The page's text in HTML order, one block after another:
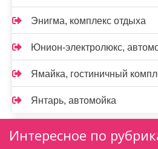
Энигма, комплекс отдыха
Юнион-электролюкс,
Ямайка, гостиничный
Янтарь, автомойка
Интересное по